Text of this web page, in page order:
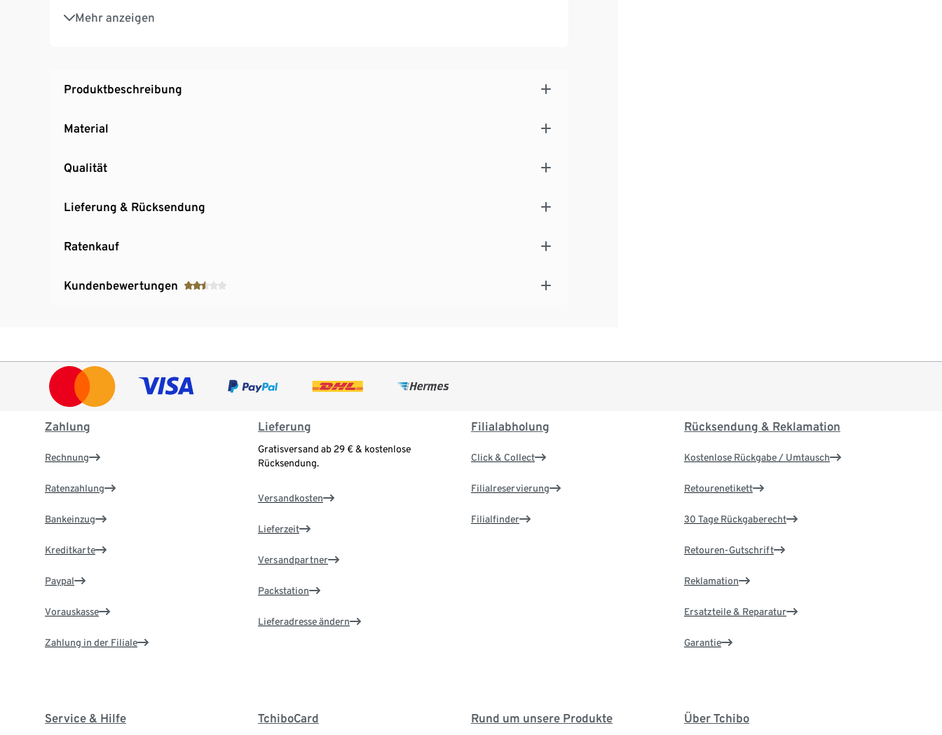
Mehr anzeigen
Mit beschichteten, tiefgezogenen MDF-Fronten
Griffloses Design
Produktbeschreibung
Material
Qualität
Lieferung & Rücksendung
Ratenkauf
Kundenbewertungen
Zahlung
Rechnung
Ratenzahlung
Bankeinzug
Kreditkarte
Paypal
Vorauskasse
Zahlung in der Filiale
Lieferung
Gratisversand ab 29 € & kostenlose
Rücksendung.
Versandkosten
Lieferzeit
Versandpartner
Packstation
Lieferadresse ändern
Filialabholung
Click & Collect
Filialreservierung
Filialfinder
Rücksendung & Reklamation
Kostenlose Rückgabe / Umtausch
Retourenetikett
30 Tage Rückgaberecht
Retouren-Gutschrift
Reklamation
Ersatzteile & Reparatur
Garantie
Service & Hilfe TchiboCard Rund um unsere Produkte Über Tchibo